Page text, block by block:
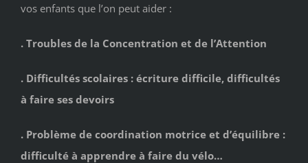
vos enfants que l’on peut aider :
. Troubles de la Concentration et de l’Attention
. Difficultés scolaires : écriture difficile, difficultés
à faire ses devoirs
. Problème de coordination motrice et d’équilibre :
difficulté à apprendre à faire du vélo…